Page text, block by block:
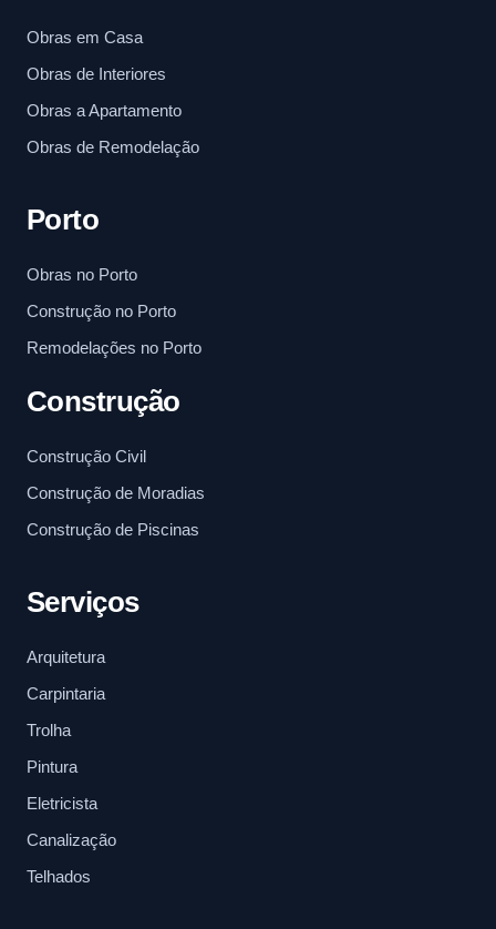
Obras em Casa
Obras de Interiores
Obras a Apartamento
Obras de Remodelação
Porto
Obras no Porto
Construção no Porto
Remodelações no Porto
Construção
Construção Civil
Construção de Moradias
Construção de Piscinas
Serviços
Arquitetura
Carpintaria
Trolha
Pintura
Eletricista
Canalização
Telhados